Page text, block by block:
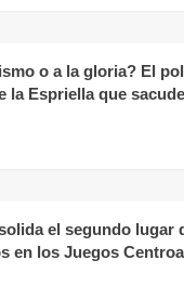
o a la gloria? El
la Espriella que
el segundo lugar
en los Juegos